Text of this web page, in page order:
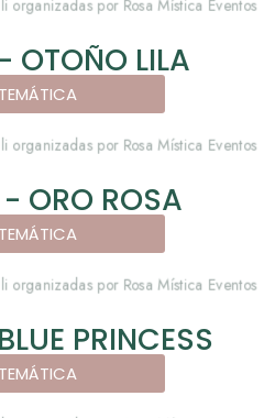
OTOÑO LILA
ORO ROSA
PRINCESS